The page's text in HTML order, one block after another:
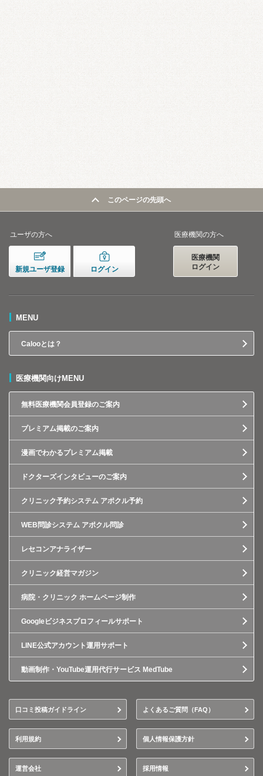
このページの先頭へ
ユーザの方へ
新規ユーザ登録 ログイン
医療機関の方へ
医療機関
ログイン
MENU
Calooとは？
医療機関向けMENU
無料医療機関会員登録のご案内
プレミアム掲載のご案内
漫画でわかるプレミアム掲載
ドクターズインタビューのご案内
クリニック予約システム アポクル予約
WEB問診システム アポクル問診
レセコンアナライザー
クリニック経営マガジン
病院・クリニック ホームページ制作
Googleビジネスプロフィールサポート
LINE公式アカウント運用サポート
動画制作・YouTube運用代行サービス MedTube
口コミ投稿ガイドライン よくあるご質問（FAQ）
利用規約 個人情報保護方針
運営会社 採用情報